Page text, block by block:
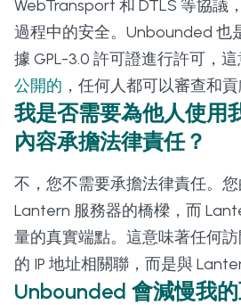
WebTransport 和 DTLS 等協議
過程中的安全。Unbounded 也
據 GPL-3.0 許可證進行許可，
公開的 ，任何人都可以審查和貢
我是否需要為他人使用
內容承擔法律責任？
不，您不需要承擔法律責任。
Lantern 服務器的橋樑，而
量的真實端點。這意味著任何
的 IP 地址相關聯，而是與
Unbounded 會減慢我